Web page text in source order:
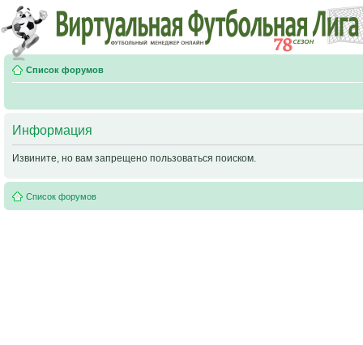
Список форумов
Информация
Извините, но вам запрещено пользоваться поиском.
Список форумов